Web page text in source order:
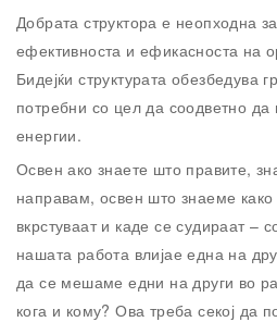
Добрата структора е неопходна
ефективноста и ефикасноста на
Бидејќи структурата обезбедува
потребни со цел да соодветно
енергии.
Освен ако знаете што правите,
направам, освен што знаеме
вкрстуваат и каде се судираат –
нашата работа влијае една на
да се мешаме едни на други во
кога и кому? Ова треба секој да